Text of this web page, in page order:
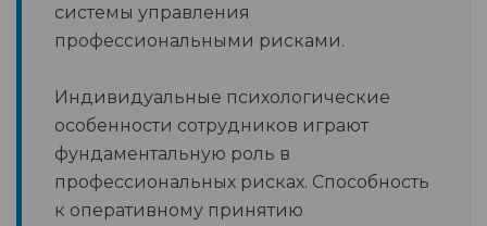
системы управления
профессиональными рисками.
Индивидуальные психологические
особенности сотрудников играют
фундаментальную роль в
профессиональных рисках. Способность
к оперативному принятию